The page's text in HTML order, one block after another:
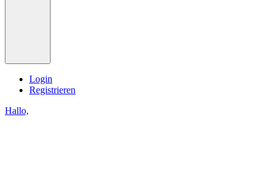
Login
Registrieren
Hallo,